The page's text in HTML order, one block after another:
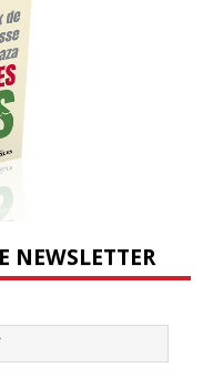
NEWSLETTER